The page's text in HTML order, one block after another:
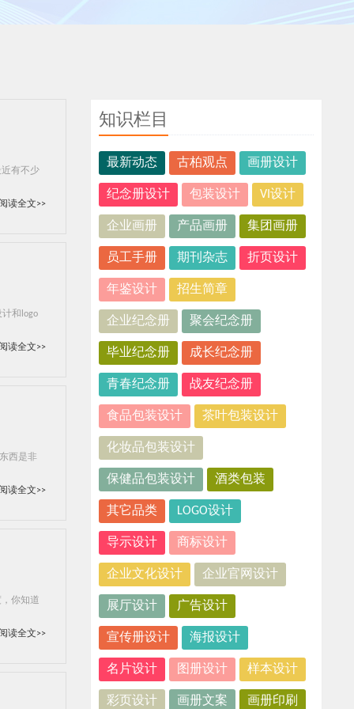
有不少
读全文>>
和logo
读全文>>
西是非
读全文>>
你知道
读全文>>
知识栏目
最新动态 古柏观点 画册设计
纪念册设计 包装设计 VI设计
企业画册 产品画册 集团画册
员工手册 期刊杂志 折页设计
年鉴设计 招生简章
企业纪念册 聚会纪念册
毕业纪念册 成长纪念册
青春纪念册 战友纪念册
食品包装设计 茶叶包装设计
化妆品包装设计
保健品包装设计 酒类包装
其它品类 LOGO设计
导示设计 商标设计
企业文化设计 企业官网设计
展厅设计 广告设计
宣传册设计 海报设计
名片设计 图册设计 样本设计
彩页设计 画册文案 画册印刷